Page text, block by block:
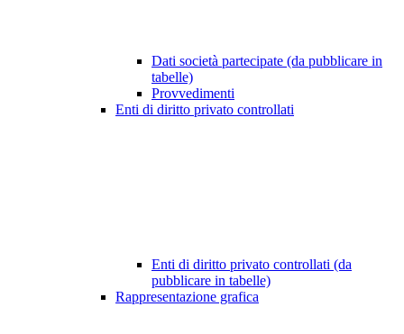
Dati società partecipate (da pubblicare in
tabelle)
Provvedimenti
Enti di diritto privato controllati
Enti di diritto privato controllati (da
pubblicare in tabelle)
Rappresentazione grafica